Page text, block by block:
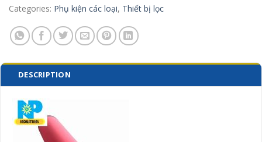
Categories: Phụ kiện các loại, Thiết bị lọc
DESCRIPTION